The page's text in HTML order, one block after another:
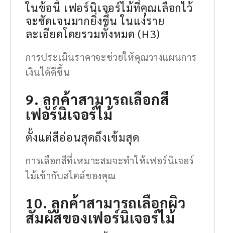
ในข้อนี้ เฟอร์นิเจอร์ไม้ที่คุณเลือกไว้
จะชัดเจนมากยิ่งขึ้น ในแง่ราย
ละเอียดโดยรวมทั้งหมด (H3)
การประเมินราคาจะช่วยให้คุณวางแผนการ
เงินได้ดีขึ้น
9. ลูกค้าสามารถเลือกสี
เฟอร์นิเจอร์ไม้
ตั้งแต่สีอ่อนสุดถึงเข้มสุด
การเลือกสีที่เหมาะสมจะทำให้เฟอร์นิเจอร์
ไม้เข้ากับสไตล์ของคุณ
10. ลูกค้าสามารถเลือกผิว
สัมผัสของเฟอร์นิเจอร์ไม้